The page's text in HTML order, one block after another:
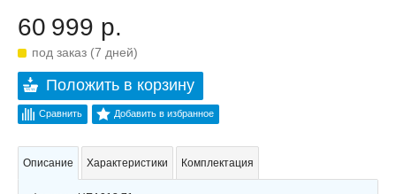
60 999 р.
под заказ (7 дней)
Положить в корзину
Сравнить Добавить в избранное
Описание Характеристики Комплектация